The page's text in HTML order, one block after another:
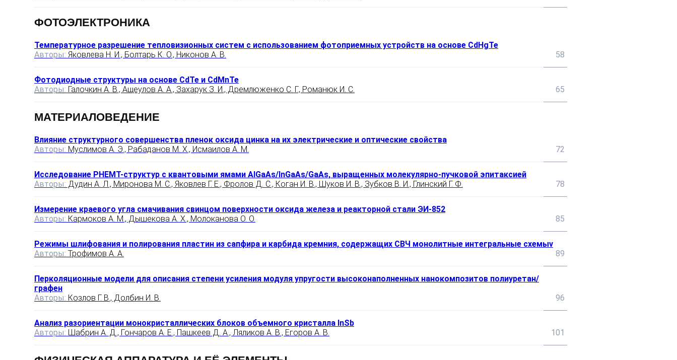
ФОТОЭЛЕКТРОНИКА
Температурное разрешение тепловизионных систем с использованием фотоприемных устройств на основе CdHgTe
Авторы: Яковлева Н. И., Болтарь К. О., Никонов А. В. 58
Фотодиодные структуры на основе CdTe и CdMnTe
Авторы: Галочкин А. В., Ащеулов А. А., Захарук З. И., Дремлюженко С. Г., Романюк И. С. 65
МАТЕРИАЛОВЕДЕНИЕ
Влияние структурного совершенства пленок оксида цинка на их электрические и оптические свойства
Авторы: Муслимов А. Э., Рабаданов М. Х., Исмаилов А. М. 72
Исследование PHEMT-структур с квантовыми ямами AlGaAs/InGaAs/GaAs, выращенных молекулярно-пучковой эпитаксией
Авторы: Дудин А. Л., Миронова М. С., Яковлев Г. Е., Фролов Д. С., Коган И. В., Шуков И. В., Зубков В. И., Глинский Г. Ф. 78
Измерение краевого угла смачивания свинцом поверхности оксида железа и реакторной стали ЭИ-852
Авторы: Кармоков А. М., Дышекова А. Х., Молоканова О. О. 85
Режимы шлифования и полирования пластин из сапфира и карбида кремния, содержащих СВЧ монолитные интегральные схемыv
Авторы: Трофимов А. А. 89
Перколяционные модели для описания степени усиления модуля упругости высоконаполненных нанокомпозитов полиуретан/
графен
Авторы: Козлов Г. В., Долбин И. В. 96
Анализ разориентации монокристаллических блоков объемного кристалла InSb
Авторы: Шабрин А. Д., Гончаров А. Е., Пашкеев Д. А., Ляликов А. В., Егоров А. В. 101